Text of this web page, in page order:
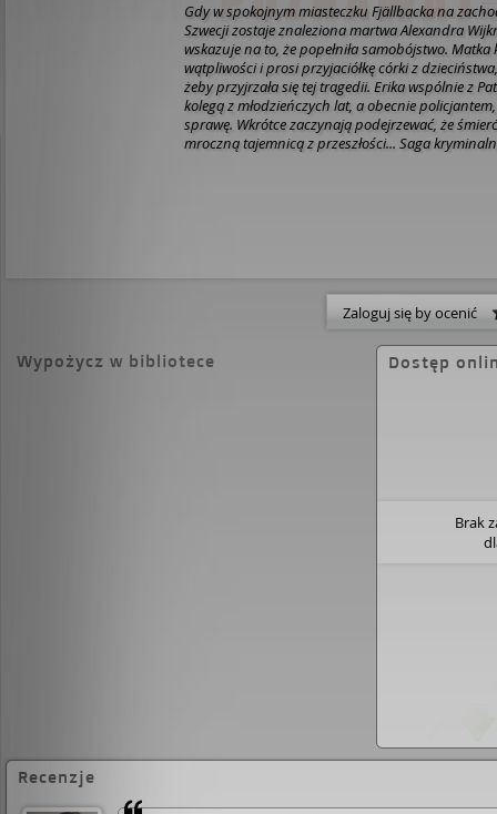
Gdy w spokojnym miasteczku Fjällbacka na
Szwecji zostaje znaleziona martwa Alexandra
wskazuje na to, że popełniła samobójstwo.
wątpliwości i prosi przyjaciółkę córki z
żeby przyjrzała się tej tragedii. Erika wspólnie z
kolegą z młodzieńczych lat, a obecnie
sprawę. Wkrótce zaczynają podejrzewać, że
mroczną tajemnicą z przeszłości... Saga kryminalna Camilli Läckberg
osnutej na kanwie jej powieści. Camilla Läckberg, jedna z
najciekawszych szwedzkich pisarek, uznawana
skandynawskiego kryminału. Jest także autorką
Zaloguj się by ocenić
Wypożycz w bibliotece Dostęp
Brak
Recenzje